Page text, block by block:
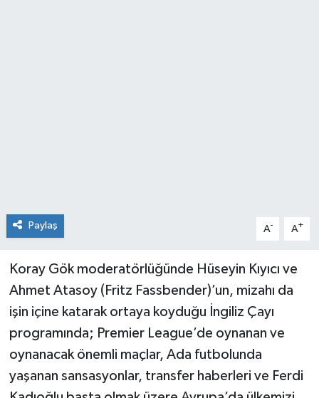
Paylaş A- A+
Koray Gök moderatörlüğünde Hüseyin Kıyıcı ve
Ahmet Atasoy (Fritz Fassbender)’un, mizahı da
işin içine katarak ortaya koyduğu İngiliz Çayı
programında; Premier League’de oynanan ve
oynanacak önemli maçlar, Ada futbolunda
yaşanan sansasyonlar, transfer haberleri ve Ferdi